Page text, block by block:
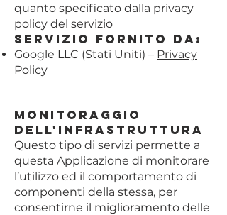
quanto specificato dalla privacy
policy del servizio
Servizio fornito da:
Google LLC (Stati Uniti) – Privacy
Policy
Monitoraggio
dell'infrastruttura
Questo tipo di servizi permette a
questa Applicazione di monitorare
l’utilizzo ed il comportamento di
componenti della stessa, per
consentirne il miglioramento delle